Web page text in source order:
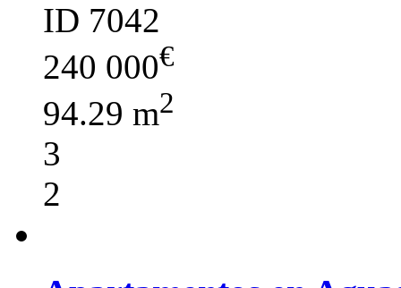
ID 7042
240 000€
94.29 m2
3
2